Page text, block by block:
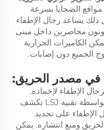
الضحايا بسرعة
يساعد رجال الإطفاء
محاصرين داخل مبنى
الكاميرات الحرارية
الجميع دون إصابات.
في مصدر الحريق:
الإطفاء لإخماده.
الكاميرات الحرارية المصنوعة بواسطة تقنية LSJ تكشف
الإطفاء على تحديد
ومنع انتشاره. يمكن